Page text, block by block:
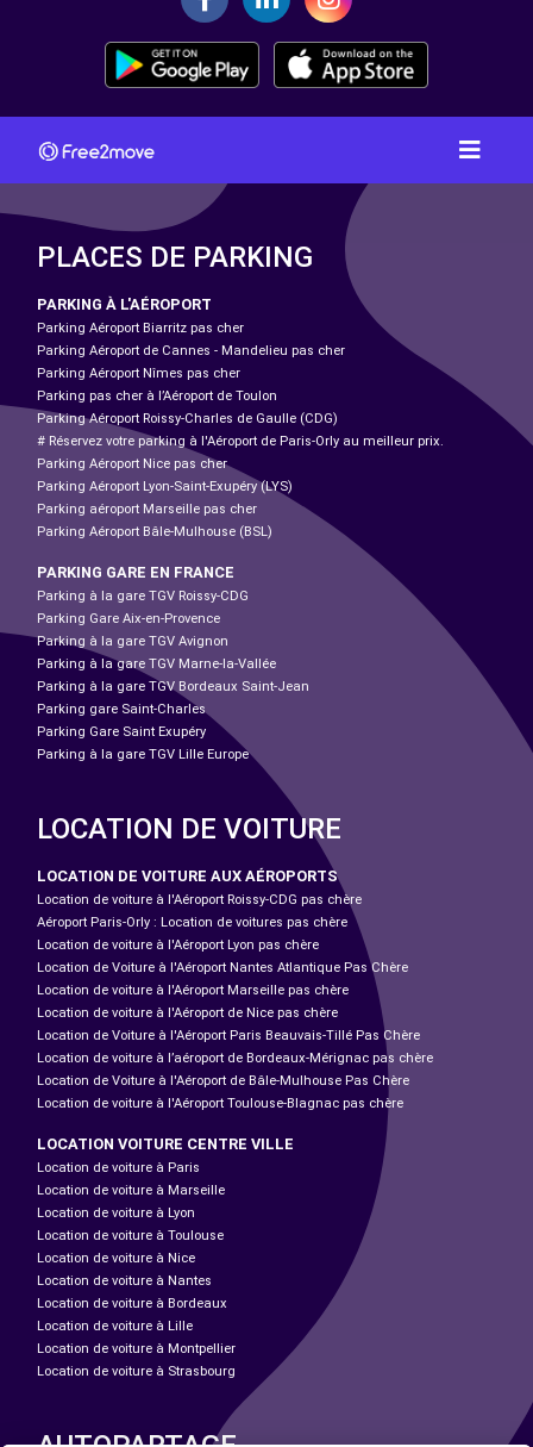
PLACES DE PARKING
PARKING À L'AÉROPORT
Parking Aéroport Biarritz pas cher
Parking Aéroport de Cannes - Mandelieu pas cher
Parking Aéroport Nîmes pas cher
Parking pas cher à l’Aéroport de Toulon
Parking Aéroport Roissy-Charles de Gaulle (CDG)
# Réservez votre parking à l'Aéroport de Paris-Orly au meilleur prix.
Parking Aéroport Nice pas cher
Parking Aéroport Lyon-Saint-Exupéry (LYS)
Parking aéroport Marseille pas cher
Parking Aéroport Bâle-Mulhouse (BSL)
PARKING GARE EN FRANCE
Parking à la gare TGV Roissy-CDG
Parking Gare Aix-en-Provence
Parking à la gare TGV Avignon
Parking à la gare TGV Marne-la-Vallée
Parking à la gare TGV Bordeaux Saint-Jean
Parking gare Saint-Charles
Parking Gare Saint Exupéry
Parking à la gare TGV Lille Europe
LOCATION DE VOITURE
LOCATION DE VOITURE AUX AÉROPORTS
Location de voiture à l'Aéroport Roissy-CDG pas chère
Aéroport Paris-Orly : Location de voitures pas chère
Location de voiture à l'Aéroport Lyon pas chère
Location de Voiture à l'Aéroport Nantes Atlantique Pas Chère
Location de voiture à l'Aéroport Marseille pas chère
Location de voiture à l'Aéroport de Nice pas chère
Location de Voiture à l'Aéroport Paris Beauvais-Tillé Pas Chère
Location de voiture à l’aéroport de Bordeaux-Mérignac pas chère
Location de Voiture à l'Aéroport de Bâle-Mulhouse Pas Chère
Location de voiture à l'Aéroport Toulouse-Blagnac pas chère
LOCATION VOITURE CENTRE VILLE
Location de voiture à Paris
Location de voiture à Marseille
Location de voiture à Lyon
Location de voiture à Toulouse
Location de voiture à Nice
Location de voiture à Nantes
Location de voiture à Bordeaux
Location de voiture à Lille
Location de voiture à Montpellier
Location de voiture à Strasbourg